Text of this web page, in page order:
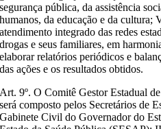
segurança pública, da assistência
humanos, da educação e da
atendimento integrado das redes
drogas e seus familiares, em
elaborar relatórios periódicos e
das ações e os resultados obtidos.
Art. 9º. O Comitê Gestor Estadual
será composto pelos Secretários de
Gabinete Civil do Governador do